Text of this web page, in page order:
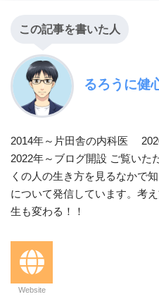
この記事を書いた人
るろうに健
2014年～片田舎の内科医
2022年～ブログ開設 ご覧いた
くの人の生き方を見るなかで
について発信しています。考
生も変わる！！
Website